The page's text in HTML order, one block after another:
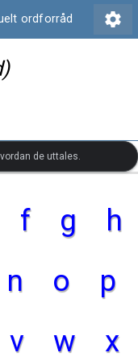
ordforråd settings
de uttales.
f g
h
n o
p
v w x